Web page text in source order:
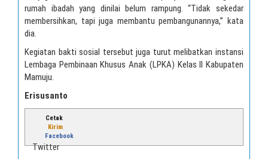
rumah ibadah yang dinilai belum rampung. “Tidak sekedar
membersihkan, tapi juga membantu pembangunannya,” kata
dia.
Kegiatan bakti sosial tersebut juga turut melibatkan instansi
Lembaga Pembinaan Khusus Anak (LPKA) Kelas II Kabupaten
Mamuju.
Erisusanto
Cetak
Kirim
Facebook
Twitter